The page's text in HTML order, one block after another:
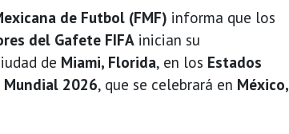
de Futbol (FMF) informa que los
del Gafete FIFA inician su
de Miami, Florida, en los Estados
Mundial 2026, que se celebrará en México,